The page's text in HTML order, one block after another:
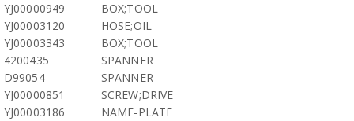
YJ00000949
BOX;TOOL
YJ00003120
HOSE;OIL
YJ00003343
BOX;TOOL
4200435
SPANNER
D99054
SPANNER
YJ00000851
SCREW;DRIVE
YJ00003186
NAME-PLATE